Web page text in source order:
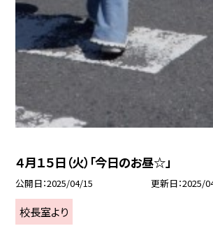
４月１５日（火）「今日のお昼☆」
公開日 2025/04/15 更新日 2025/
校長室より